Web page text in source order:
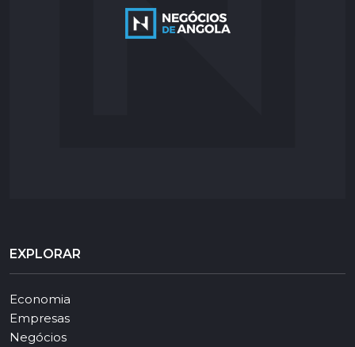
EXPLORAR
Economia
Empresas
Negócios